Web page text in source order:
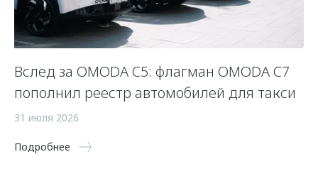
Вслед за OMODA C5: флагман OMODA C7
пополнил реестр автомобилей для такси
31 июля 2026
Подробнее